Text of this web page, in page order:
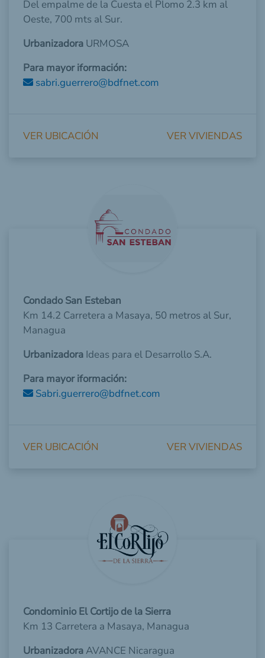
Del empalme de la Cuesta el Plomo 2.3 km al
Oeste, 700 mts al Sur.
Urbanizadora URMOSA
Para mayor iformación:
sabri.guerrero@bdfnet.com
VER UBICACIÓN VER VIVIENDAS
Condado San Esteban
Km 14.2 Carretera a Masaya, 50 metros al Sur,
Managua
Urbanizadora Ideas para el Desarrollo S.A.
Para mayor iformación:
Sabri.guerrero@bdfnet.com
VER UBICACIÓN VER VIVIENDAS
Condominio El Cortijo de la Sierra
Km 13 Carretera a Masaya, Managua
UrbanizadoraAVANCE Nicaragua